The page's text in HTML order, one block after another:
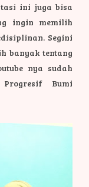
ini juga bisa
ingin memilih
Segini
banyak tentang
nya sudah
Progresif Bumi